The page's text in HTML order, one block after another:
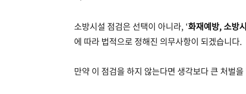
소방시설 점검은 선택이 아니라, ‘화재예방, 소방
에 따라 법적으로 정해진 의무사항이 되겠습니다.
만약 이 점검을 하지 않는다면 생각보다 큰 처벌